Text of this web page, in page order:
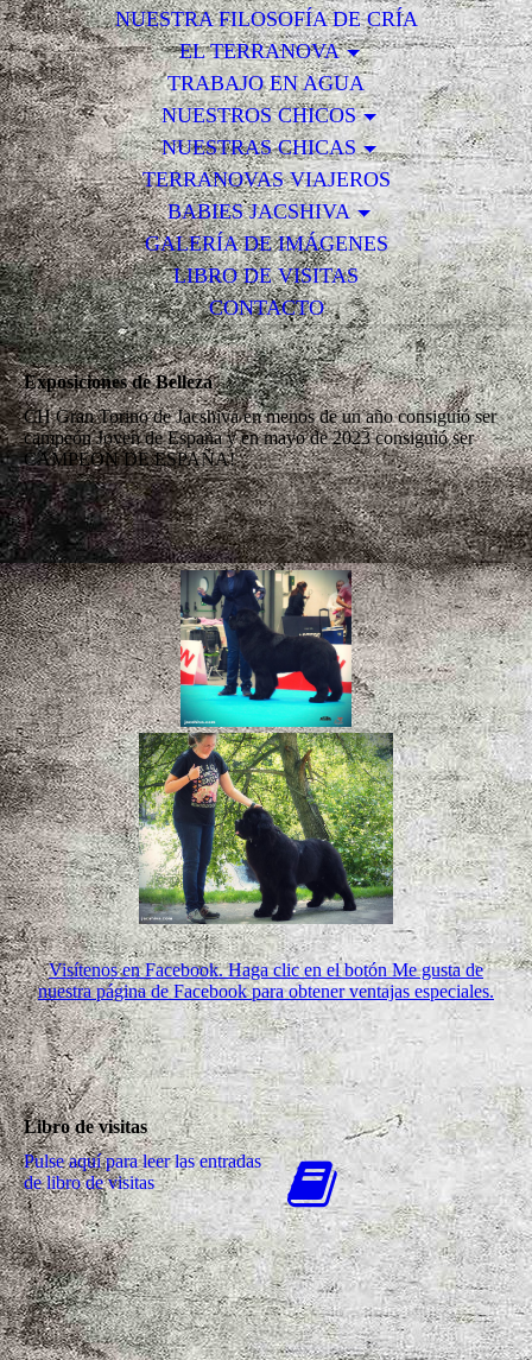
NUESTRA FILOSOFÍA DE CRÍA
EL TERRANOVA
TRABAJO EN AGUA
NUESTROS CHICOS
NUESTRAS CHICAS
TERRANOVAS VIAJEROS
BABIES JACSHIVA
GALERÍA DE IMÁGENES
LIBRO DE VISITAS
CONTACTO
Exposiciones de Belleza
CH Gran Torino de Jacshiva en menos de un año consiguió ser
campeón Joven de España y en mayo de 2023 consiguió ser
CAMPEON DE ESPAÑA!
Visítenos en Facebook. Haga clic en el botón Me gusta de
nuestra página de Facebook para obtener ventajas especiales.
Libro de visitas
Pulse aquí para leer las entradas
de libro de visitas